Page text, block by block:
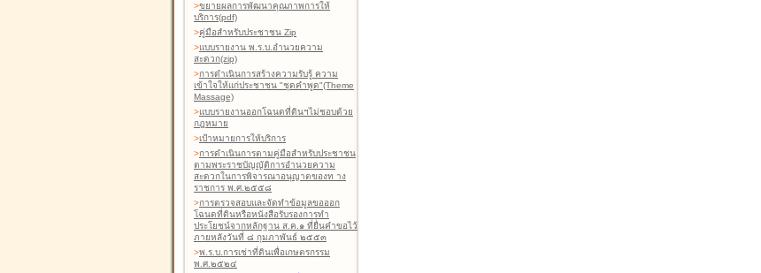
>ขยายผลการพัฒนาคุณภาพการให้
บริการ(pdf)
>คู่มือสำหรับประชาชน Zip
>แบบรายงาน พ.ร.บ.อำนวยความ
สะดวก(zip)
>การดำเนินการสร้างความรับรู้ ความ
เข้าใจให้แก่ประชาชน "ชุดคำพูด"(Theme
Massage)
>แบบรายงานออกโฉนดที่ดินฯไม่ชอบด้วย
กฎหมาย
>เป้าหมายการให้บริการ
>การดำเนินการตามคู่มือสำหรับประชาชน
ตามพระราชบัญญัติการอำนวยความ
สะดวกในการพิจารณาอนุญาตของท าง
ราชการ พ.ศ.๒๕๕๘
>การตรวจสอบและจัดทำข้อมูลขอออก
โฉนดที่ดินหรือหนังสือรับรองการทำ
ประโยชน์จากหลักฐาน ส.ค.๑ ที่ยื่นคำขอไว้
ภายหลังวันที่ ๘ กุมภาพันธ์ ๒๕๕๓
>พ.ร.บ.การเช่าที่ดินเพื่อเกษตรกรรม
พ.ศ.๒๕๒๔